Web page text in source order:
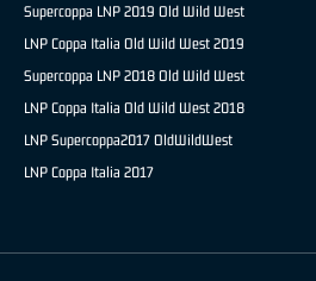
Supercoppa LNP 2019 Old Wild West
LNP Coppa Italia Old Wild West 2019
Supercoppa LNP 2018 Old Wild West
LNP Coppa Italia Old Wild West 2018
LNP Supercoppa2017 OldWildWest
LNP Coppa Italia 2017